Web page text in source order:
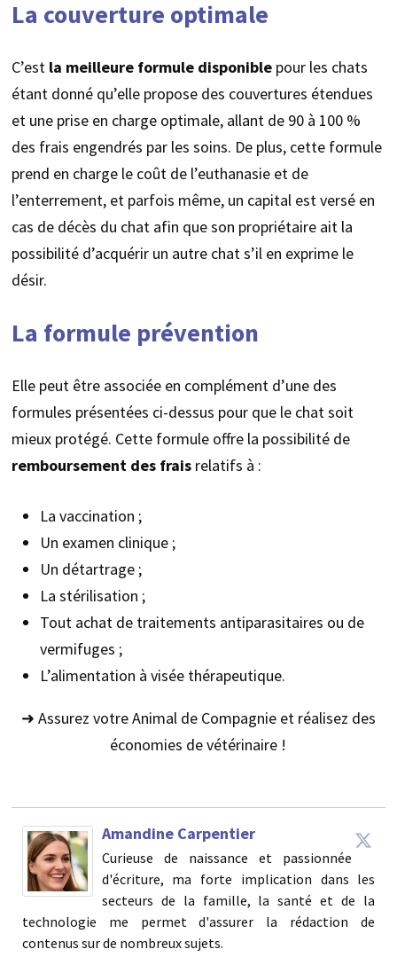
La couverture optimale
C’est la meilleure formule disponiblepour les chats
étant donné qu’elle propose des couvertures étendues
et une prise en charge optimale, allant de 90 à 100 %
des frais engendrés par les soins. De plus, cette formule
prend en charge le coût de l’euthanasie et de
l’enterrement, et parfois même, un capital est versé en
cas de décès du chat afin que son propriétaire ait la
possibilité d’acquérir un autre chat s’il en exprime le
désir.
La formule prévention
Elle peut être associée en complément d’une des
formules présentées ci-dessus pour que le chat soit
mieux protégé. Cette formule offre la possibilité de
remboursement des fraisrelatifs à :
La vaccination ;
Un examen clinique ;
Un détartrage ;
La stérilisation ;
Tout achat de traitements antiparasitaires ou de
vermifuges ;
L’alimentation à visée thérapeutique.
➜ Assurez votre Animal de Compagnie et réalisez des
économies de vétérinaire !
Amandine Carpentier
Curieuse de naissance et passionnée
d'écriture, ma forte implication dans les
secteurs de la famille, la santé et de la
technologie me permet d'assurer la rédaction de
contenus sur de nombreux sujets.